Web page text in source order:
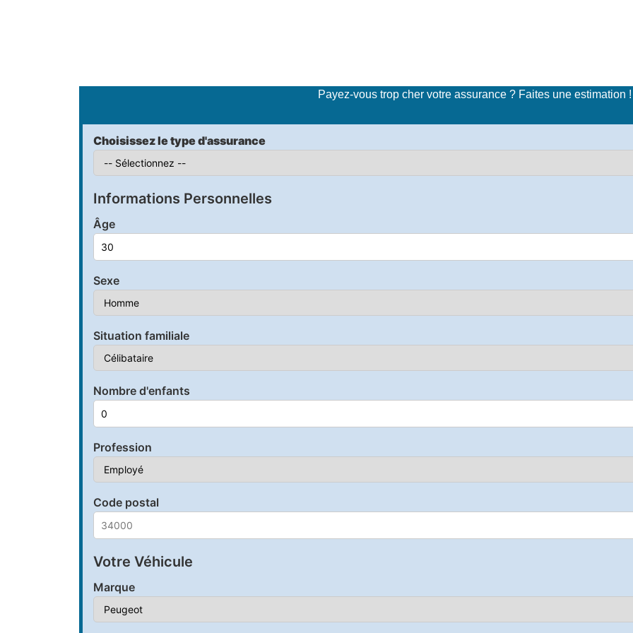
Payez-vous trop cher votre assurance ? Faites une estimation !
Choisissez le type d'assurance
Informations Personnelles
Âge
Sexe
Situation familiale
Nombre d'enfants
Profession
Code postal
Votre Véhicule
Marque